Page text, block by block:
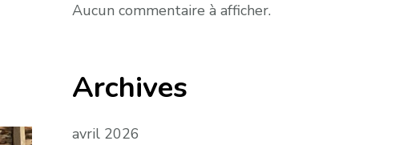
Aucun commentaire à afficher.
Archives
avril 2026